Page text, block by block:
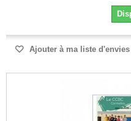
Ajouter à ma liste d'envies